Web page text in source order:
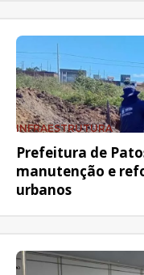
INFRAESTRUTURA
Prefeitura de
manutenção e
urbanos